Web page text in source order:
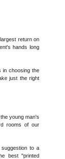
return on
hands long
in choosing the
just the right
young man's
rooms of our
to a
best "printed